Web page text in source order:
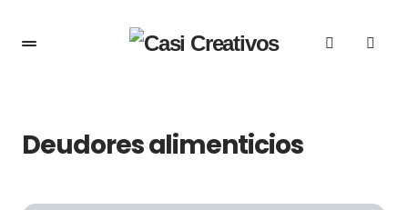
Deudores alimenticios